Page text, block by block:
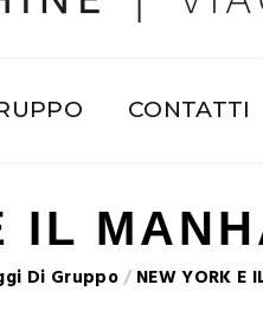
CONTATTI
IL
Di Gruppo/ NEW YORK E